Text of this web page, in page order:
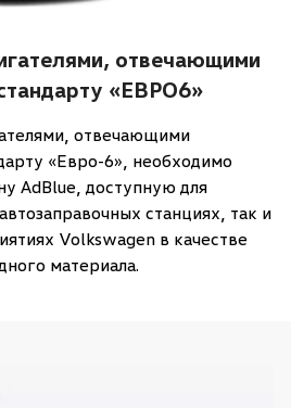
отвечающими
«ЕВРО6»
отвечающими
«Евро-6», необходимо
AdBlue, доступную для
станциях, так и
Volkswagen в качестве
материала.